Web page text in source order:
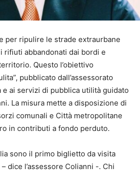
per ripulire le strade extraurbane
rifiuti abbandonati dai bordi e
Questo l’obiettivo
pubblicato dall’assessorato
e ai servizi di pubblica utilità guidato
La misura mette a disposizione di
comunali e Città metropolitane
in contributi a fondo perduto.
sono il primo biglietto da visita
dice l’assessore Colianni -. Chi